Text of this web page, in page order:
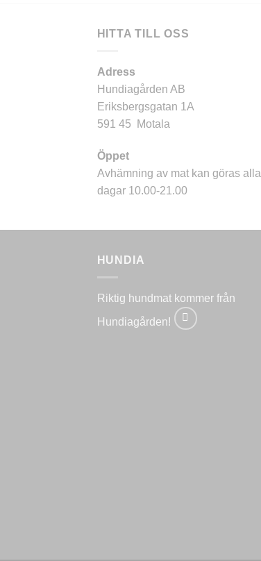
HITTA TILL OSS
Adress
Hundiagården AB
Eriksbergsgatan 1A
591 45 Motala
Öppet
Avhämning av mat kan göras alla
dagar 10.00-21.00
HUNDIA
Riktig hundmat kommer från
Hundiagården!